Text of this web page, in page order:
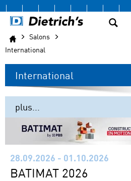
Salons
International
International
plus...
International
France
Calendar
28.09.2026 - 01.10.2026
BATIMAT 2026